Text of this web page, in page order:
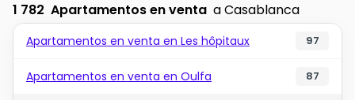
1 782 Apartamentos en venta a Casablanca
Apartamentos en venta en Les hôpitaux 97
Apartamentos en venta en Oulfa 87